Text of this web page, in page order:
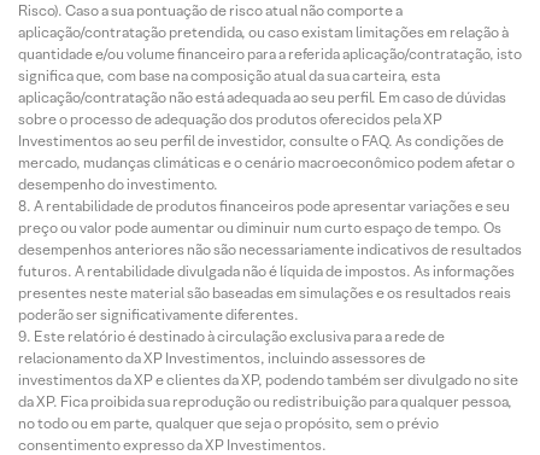
Risco). Caso a sua pontuação de risco atual não comporte a
aplicação/contratação pretendida, ou caso existam limitações em relação à
quantidade e/ou volume financeiro para a referida aplicação/contratação, isto
significa que, com base na composição atual da sua carteira, esta
aplicação/contratação não está adequada ao seu perfil. Em caso de dúvidas
sobre o processo de adequação dos produtos oferecidos pela XP
Investimentos ao seu perfil de investidor, consulte o FAQ. As condições de
mercado, mudanças climáticas e o cenário macroeconômico podem afetar o
desempenho do investimento.
A rentabilidade de produtos financeiros pode apresentar variações e seu
preço ou valor pode aumentar ou diminuir num curto espaço de tempo. Os
desempenhos anteriores não são necessariamente indicativos de resultados
futuros. A rentabilidade divulgada não é líquida de impostos. As informações
presentes neste material são baseadas em simulações e os resultados reais
poderão ser significativamente diferentes.
Este relatório é destinado à circulação exclusiva para a rede de
relacionamento da XP Investimentos, incluindo assessores de
investimentos da XP e clientes da XP, podendo também ser divulgado no site
da XP. Fica proibida sua reprodução ou redistribuição para qualquer pessoa,
no todo ou em parte, qualquer que seja o propósito, sem o prévio
consentimento expresso da XP Investimentos.